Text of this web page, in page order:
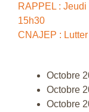
RAPPEL :
15h30
CNAJEP :
Octobre
Octobre
Octobre